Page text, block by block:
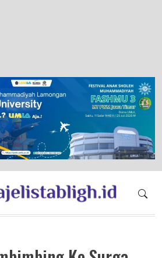
Muhammadiyah
Dakwah Islam Berkemajuan dan